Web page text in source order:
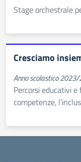
Stage orchestrale
Cresciamo
Anno scolastico
Percorsi educativi
competenze,